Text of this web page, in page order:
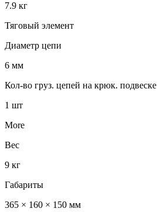
7.9 кг
Тяговый элемент
Диаметр цепи
6 мм
Кол-во груз. цепей на крюк. подвеске
1 шт
More
Вес
9 кг
Габариты
365 × 160 × 150 мм